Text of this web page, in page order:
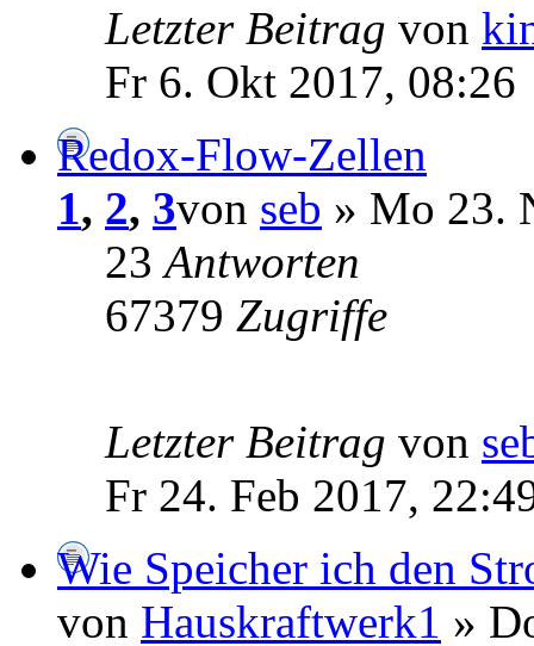
Letzter Beitrag von
Fr 6. Okt 2017, 08:26
Redox-Flow-Zellen
1, 2, 3von seb » Mo 23.
23Antworten
67379 Zugriffe
Letzter Beitrag von
Fr 24. Feb 2017,
Wie Speicher ich den
von Hauskraftwerk1 »